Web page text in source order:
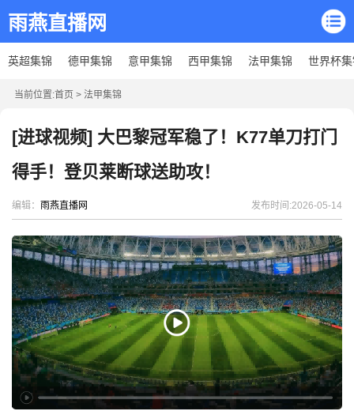
雨燕直播网
英超集锦 德甲集锦 意甲集锦 西甲集锦 法甲集锦 世界杯
当前位置:首页 > 法甲集锦
[进球视频] 大巴黎冠军稳了！K77单刀打门
得手！登贝莱断球送助攻！
编辑： 雨燕直播网 发布时间:2026-05-14